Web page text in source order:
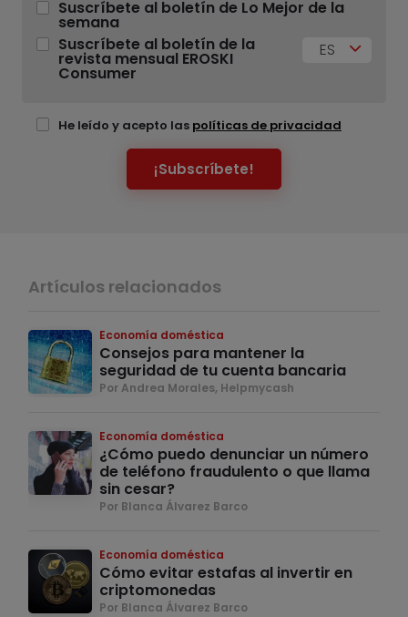
Suscríbete al boletín de Lo Mejor de la
semana
Suscríbete al boletín de la
revista mensual EROSKI
Consumer
ES
He leído y acepto las políticas de privacidad
¡Subscríbete!
Artículos relacionados
Economía doméstica
Consejos para mantener la
seguridad de tu cuenta bancaria
Por Andrea Morales, Helpmycash
Economía doméstica
¿Cómo puedo denunciar un número
de teléfono fraudulento o que llama
sin cesar?
Por Blanca Álvarez Barco
Economía doméstica
Cómo evitar estafas al invertir en
criptomonedas
Por Blanca Álvarez Barco